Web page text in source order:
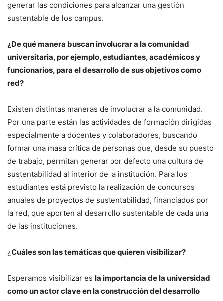
generar las condiciones para alcanzar una gestión
sustentable de los campus.
¿De qué manera buscan involucrar a la comunidad
universitaria, por ejemplo, estudiantes, académicos y
funcionarios, para el desarrollo de sus objetivos como
red?
Existen distintas maneras de involucrar a la comunidad.
Por una parte están las actividades de formación dirigidas
especialmente a docentes y colaboradores, buscando
formar una masa crítica de personas que, desde su puesto
de trabajo, permitan generar por defecto una cultura de
sustentabilidad al interior de la institución. Para los
estudiantes está previsto la realización de concursos
anuales de proyectos de sustentabilidad, financiados por
la red, que aporten al desarrollo sustentable de cada una
de las instituciones.
¿Cuáles son las temáticas que quieren visibilizar?
Esperamos visibilizar es la importancia de la universidad
como un actor clave en la construcción del desarrollo